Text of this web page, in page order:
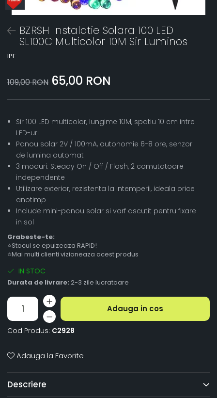
BZRSH Instalatie Solara 100 LED
SL100C Multicolor 10M Sir Luminos
IPF
109,00 RON 65,00 RON
Sir 100 LED multicolor, lungime 10M, spatiu 10 cm intre
LED-uri
Panou solar 2V / 100mA, autonomie 6-8 ore, senzor
de lumina automat
3 moduri: Steady On / Off / Flash, 2 comutatoare
independente
Utilizare exterior, rezistenta la intemperii, ideala orice
anotimp
Include mini-panou solar si varf ascutit pentru fixare
in sol
Grabeste-te:
⭐Stocul se epuizeaza RAPID!
⭐Mai multi clienti vizioneaza acest produs
IN STOC
Durata de livrare: 2-3 zile lucratoare
Adauga in cos
Cod Produs: C2928
Adauga la Favorite
Descriere